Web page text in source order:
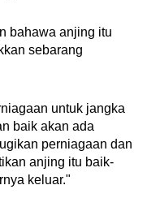
bahawa anjing itu
sebarang
untuk jangka
baik akan ada
perniagaan dan
anjing itu baik-
keluar."